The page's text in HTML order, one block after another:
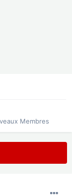
Membres